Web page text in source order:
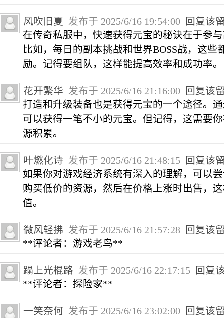
风吹旧夏 发布于 2025/6/16 19:54:00 回复该
在传奇私服中，快速获得元宝的秘诀在于参
比如，每日的副本挑战和世界BOSS战，这些
励。记得要组队，这样能提高效率和成功率。
花开繁华 发布于 2025/6/16 21:16:00 回复该
打造和升级装备也是获得元宝的一个途径。
可以获得一笔不小的元宝。但记得，这需要
源积累。
叶燃化诗 发布于 2025/6/16 21:48:15
回复该
如果你对游戏经济系统有深入的理解，可以
购买低价的资源，然后在价格上涨时出售，
值。
微风轻拂 发布于 2025/6/16 21:57:28 回复该
**评论者：游戏老鸟**
蹋上光棍路 发布于 2025/6/16 22:17:15
回复
**评论者：探险家**
一笑奈何 发布于 2025/6/16 23:02:00 回复该